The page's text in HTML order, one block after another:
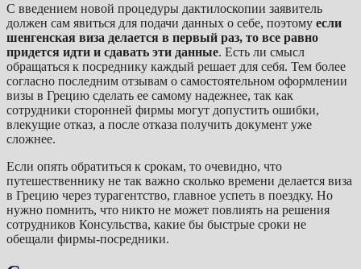
С введением новой процедуры дактилоскопии заявитель
должен сам явиться для подачи данных о себе, поэтому если
шенгенская виза делается в первый раз, то все равно
придется идти и сдавать эти данные. Есть ли смысл
обращаться к посреднику каждый решает для себя. Тем более
согласно последним отзывам о самостоятельном оформлении
визы в Грецию сделать ее самому надежнее, так как
сотрудники сторонней фирмы могут допустить ошибки,
влекущие отказ, а после отказа получить документ уже
сложнее.
Если опять обратиться к срокам, то очевидно, что
путешественнику не так важно сколько времени делается виза
в Грецию через турагентство, главное успеть в поездку. Но
нужно помнить, что никто не может повлиять на решения
сотрудников Консульства, какие бы быстрые сроки не
обещали фирмы-посредники.